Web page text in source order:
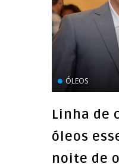
ÓLEOS
Linha de
óleos